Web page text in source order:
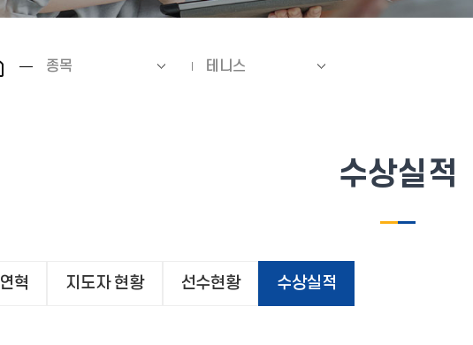
종목 테니스
수상실적
연혁 지도자 현황 선수현황 수상실적